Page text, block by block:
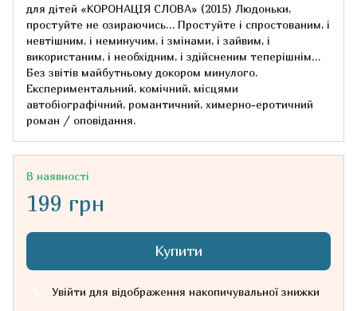
для дітей «КОРОНАЦІЯ СЛОВА» (2015) Людоньки,
простуйте не озираючись… Простуйте і спростованим, і
невтішним, і неминучим, і змінами, і зайвим, і
використаним, і необхідним, і здійсненим теперішнім…
Без звітів майбутньому докором минулого.
Експериментальний, комічний, місцями
автобіографічний, романтичний, химерно­-еротичний
роман / оповідання.
В наявності
199 грн
Купити
Увійти для відображення накопичувальної знижки